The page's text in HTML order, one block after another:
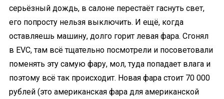
серьёзный дождь, в салоне перестаёт гаснуть свет,
его попросту нельзя выключить. И ещё, когда
оставляешь машину, долго горит левая фара. Сгонял
в EVC, там всё тщательно посмотрели и посоветовали
поменять эту самую фару, мол, туда попадает влага и
поэтому всё так происходит. Новая фара стоит 70 000
рублей (это американская фара для американской